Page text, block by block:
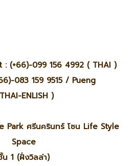
(+66)-099 156 4992 ( THAI )
083 159 9515 / Pueng
ENLISH )
Park ศรีนครินทร์ โซน Life Style
Space
น 1 (ฝั่งวิลล่า)